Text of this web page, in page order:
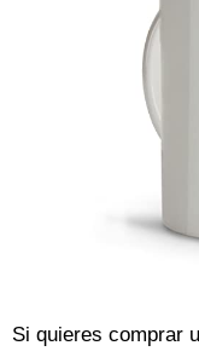
Si quieres comprar